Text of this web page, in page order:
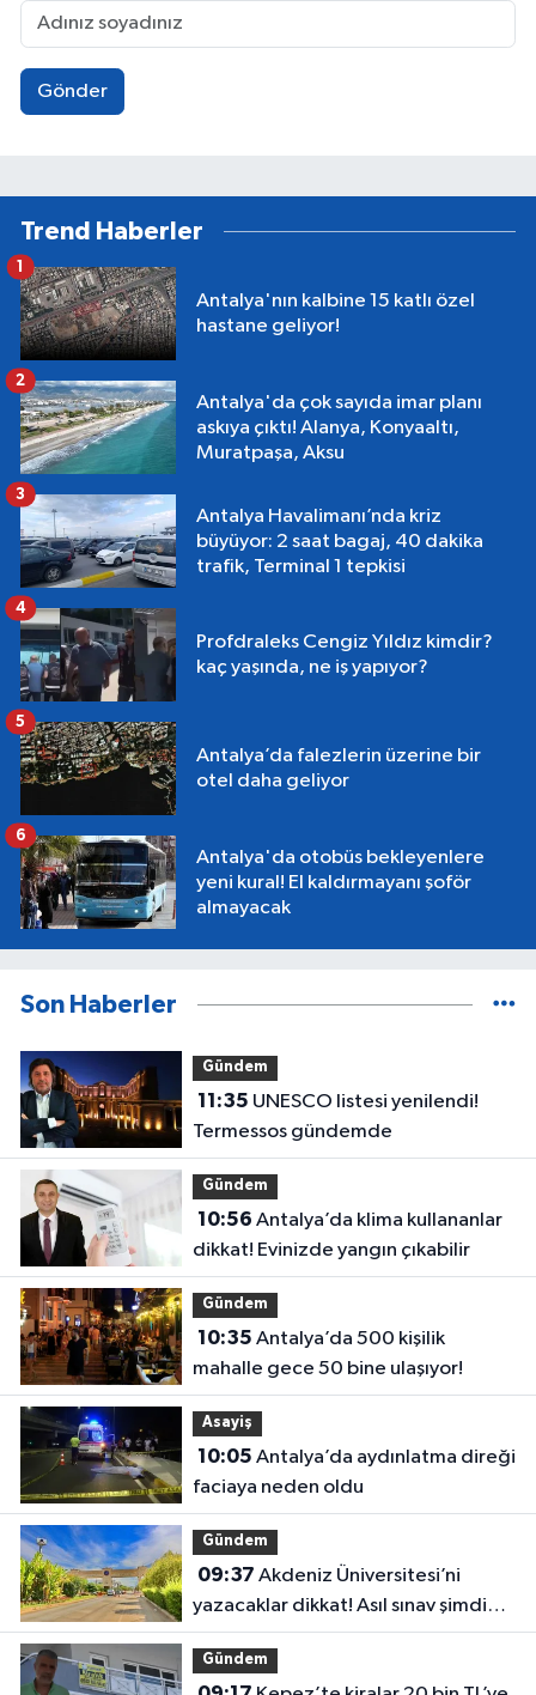
Gönder
Trend Haberler
Antalya'nın kalbine 15 katlı özel
hastane geliyor!
1
Antalya'da çok sayıda imar planı
askıya çıktı! Alanya, Konyaaltı,
Muratpaşa, Aksu
2
Antalya Havalimanı’nda kriz
büyüyor: 2 saat bagaj, 40 dakika
trafik, Terminal 1 tepkisi
3
Profdraleks Cengiz Yıldız kimdir?
kaç yaşında, ne iş yapıyor?
4
Antalya’da falezlerin üzerine bir
otel daha geliyor
5
Antalya'da otobüs bekleyenlere
yeni kural! El kaldırmayanı şoför
almayacak
6
Son Haberler
Gündem
11:35
Termessos gündemde
Gündem
10:56
dikkat! Evinizde yangın çıkabilir
Gündem
10:35
mahalle gece 50 bine ulaşıyor!
Asayiş
10:05
faciaya neden oldu
Gündem
09:37
yazacaklar dikkat! Asıl sınav şimdi
başlıyor
Gündem